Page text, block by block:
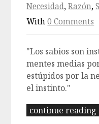
Necesidad,Razón,
With0 Comments
"Los sabios son
mentes medias
estúpidos por la
el instinto."
continue